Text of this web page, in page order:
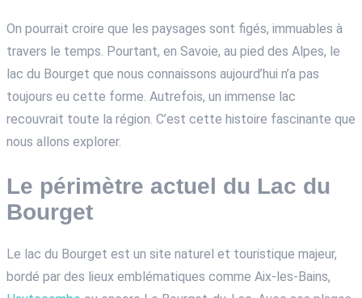
On pourrait croire que les paysages sont figés, immuables à
travers le temps. Pourtant, en Savoie, au pied des Alpes, le
lac du Bourget que nous connaissons aujourd’hui n’a pas
toujours eu cette forme. Autrefois, un immense lac
recouvrait toute la région. C’est cette histoire fascinante que
nous allons explorer.
Le périmètre actuel du Lac du
Bourget
Le lac du Bourget est un site naturel et touristique majeur,
bordé par des lieux emblématiques comme Aix-les-Bains,